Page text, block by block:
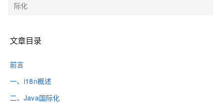
际化
文章目录
前言
一、i18n概述
二、Java国际化